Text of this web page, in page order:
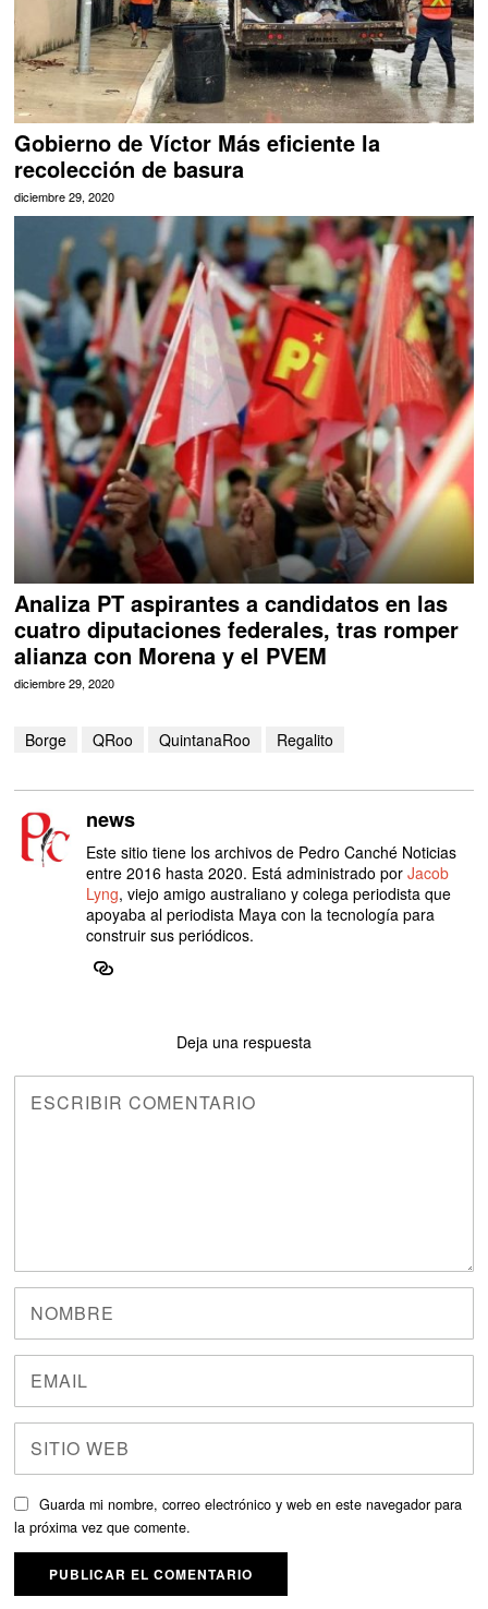
Gobierno de Víctor Más eficiente la
recolección de basura
diciembre 29, 2020
Analiza PT aspirantes a candidatos en las
cuatro diputaciones federales, tras romper
alianza con Morena y el PVEM
diciembre 29, 2020
Borge QRoo QuintanaRoo Regalito
news
Este sitio tiene los archivos de Pedro Canché Noticias
entre 2016 hasta 2020. Está administrado porJacob
Lyng, viejo amigo australiano y colega periodista que
apoyaba al periodista Maya con la tecnología para
construir sus periódicos.
Deja una respuesta
Guarda mi nombre, correo electrónico y web en este navegador para
la próxima vez que comente.